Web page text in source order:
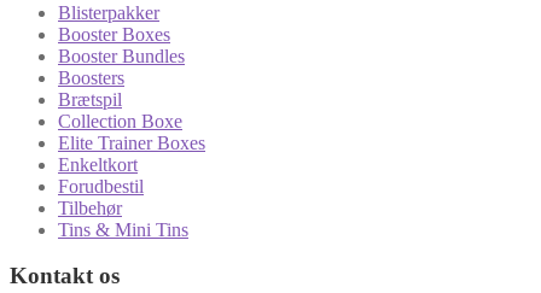
Blisterpakker
Booster Boxes
Booster Bundles
Boosters
Brætspil
Collection Boxe
Elite Trainer Boxes
Enkeltkort
Forudbestil
Tilbehør
Tins & Mini Tins
Kontakt os